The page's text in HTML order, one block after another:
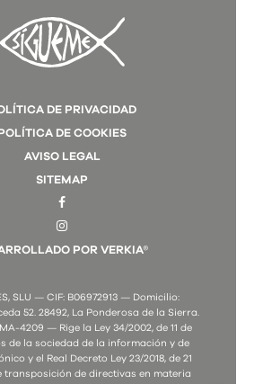
DE PRIVACIDAD
DE COOKIES
AVISO LEGAL
SITEMAP
POR VERKIA®
SLU — CIF: B06972913 — Domicilio:
52. 28492, La Ponderosa de la Sierra.
4209 — Rige la Ley 34/2002, de 11 de
de la sociedad de la información y de
y el Real Decreto Ley 23/2018, de 21
transposición de directivas en materia